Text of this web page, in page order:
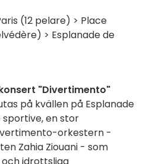
(12 pelare) > Place
> Esplanade de
"Divertimento"
på kvällen på Esplanade
sportive, en stor
orkestern -
Zahia Ziouani - som